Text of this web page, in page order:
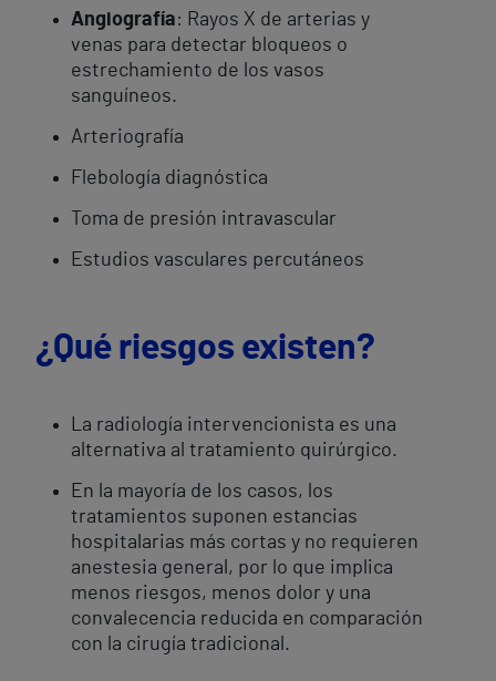
Angiografía: Rayos X de arterias y
venas para detectar bloqueos o
estrechamiento de los vasos
sanguíneos.
Arteriografía
Flebología diagnóstica
Toma de presión intravascular
Estudios vasculares percutáneos
¿Qué riesgos existen?
La radiología intervencionista es una
alternativa al tratamiento quirúrgico.
En la mayoría de los casos, los
tratamientos suponen estancias
hospitalarias más cortas y no requieren
anestesia general, por lo que implica
menos riesgos, menos dolor y una
convalecencia reducida en comparación
con la cirugía tradicional.